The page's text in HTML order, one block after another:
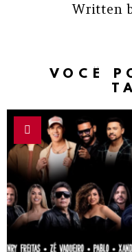
Written
VOCÊ